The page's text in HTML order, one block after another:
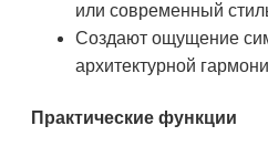
или современный
Создают ощущение
архитектурной
Практические функции